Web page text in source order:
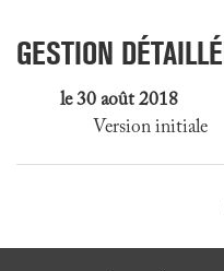
GESTION
le 30 août 2018
Version initiale